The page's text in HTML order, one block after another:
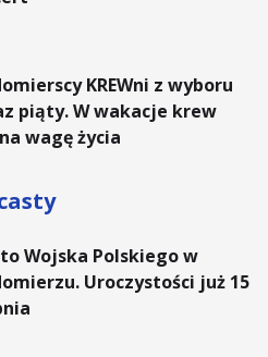
KREWni z wyboru
piąty. W wakacje krew
wagę życia
Wojska Polskiego w
Uroczystości już 15